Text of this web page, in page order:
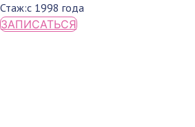
Стаж:с 1998 года
ЗАПИСАТЬСЯ